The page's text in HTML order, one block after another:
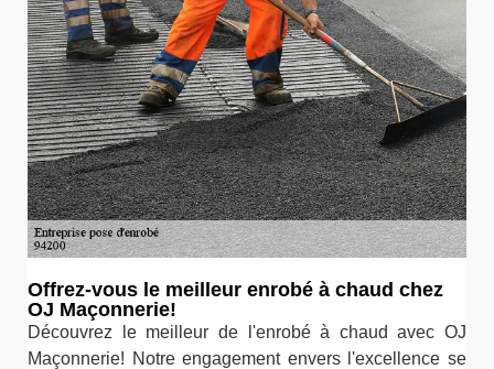
Offrez-vous le meilleur enrobé à chaud chez
OJ Maçonnerie!
Découvrez le meilleur de l'enrobé à chaud avec OJ
Maçonnerie! Notre engagement envers l'excellence se